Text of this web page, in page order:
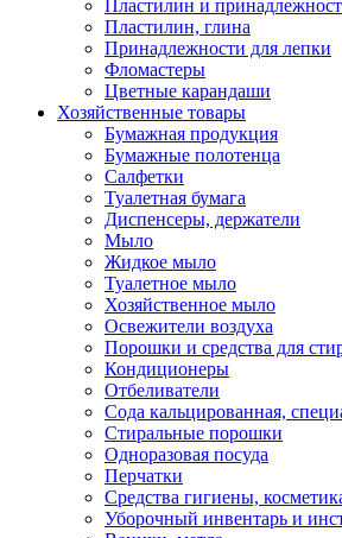
Пластилин и
Пластилин, глина
Принадлежности для лепки
Фломастеры
Цветные карандаши
Хозяйственные товары
Бумажная продукция
Бумажные полотенца
Салфетки
Туалетная бумага
Диспенсеры, держатели
Мыло
Жидкое мыло
Туалетное мыло
Хозяйственное мыло
Освежители воздуха
Порошки и средства для
Кондиционеры
Отбеливатели
Сода кальцированная,
Стиральные порошки
Одноразовая посуда
Перчатки
Средства гигиены,
Уборочный инвентарь и